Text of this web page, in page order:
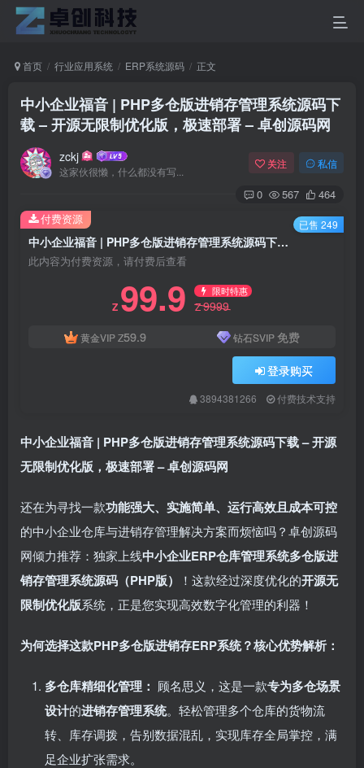
首页 行业应用系统 ERP系统源码 正文
中小企业福音 | PHP多仓版进销存管理系统源码下
载 – 开源无限制优化版，极速部署 – 卓创源码网
zckj
这家伙很懒，什么都没有写...
关注 私信
0 567 464
中小企业福音 | PHP多仓版进销存管理系统源码下载 – 开源无限制优化版，极速部署 – 卓创源码网
此内容为付费资源，请付费后查看
Z 99.9 限时特惠
Z9999
黄金VIPZ59.9 钻石SVIP 免费
登录购买
3894381266 付费技术支持
付费资源 已售 249
中小企业福音 | PHP多仓版进销存管理系统源码下载 – 开源
无限制优化版，极速部署 – 卓创源码网
还在为寻找一款功能强大、实施简单、运行高效且成本可控
的中小企业仓库与进销存管理解决方案而烦恼吗？卓创源码
网倾力推荐：独家上线中小企业ERP仓库管理系统多仓版进
销存管理系统源码（PHP版）​
！这款经过深度优化的开源无
限制优化版系统，正是您实现高效数字化管理的利器！
为何选择这款PHP多仓版进销存ERP系统？核心优势解析：​
多仓库精细化管理：​ 顾名思义，这是一款专为多仓场景
设计的进销存管理系统。轻松管理多个仓库的货物流
转、库存调拨，告别数据混乱，实现库存全局掌控，满
足企业扩张需求。